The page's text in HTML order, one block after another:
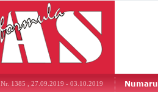
Nr. 1385 , 27.09.2019 - 03.10.2019